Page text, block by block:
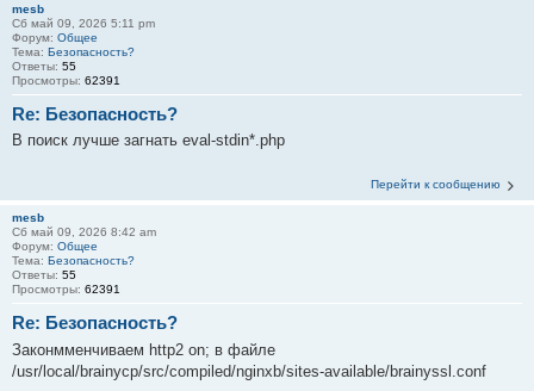
mesb
Сб май 09, 2026 5:11 pm
Форум: Общее
Тема: Безопасность?
Ответы: 55
Просмотры: 62391
Re: Безопасность?
В поиск лучше загнать eval-stdin*.php
Перейти к сообщению
mesb
Сб май 09, 2026 8:42 am
Форум: Общее
Тема: Безопасность?
Ответы: 55
Просмотры: 62391
Re: Безопасность?
Законмменчиваем http2 on; в файле
/usr/local/brainycp/src/compiled/nginxb/sites-available/brainyssl.conf